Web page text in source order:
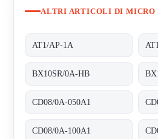
ALTRI ARTICOLI DI MICRO
AT1/AP-1A
BX10SR/0A-HB
CD08/0A-050A1
CD08/0A-100A1